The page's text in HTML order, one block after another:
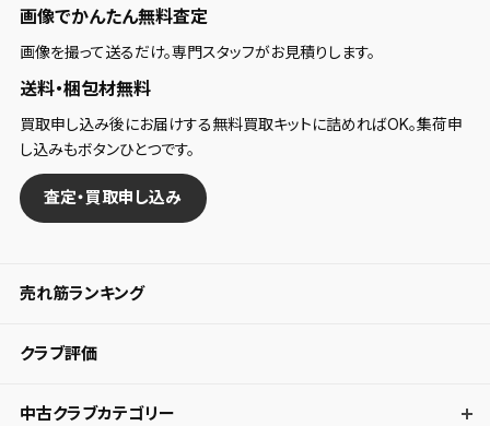
画像でかんたん無料査定
画像を撮って送るだけ。専門スタッフがお見積りします。
送料・梱包材無料
買取申し込み後にお届けする無料買取キットに詰めればOK。集荷申
し込みもボタンひとつです。
査定・買取申し込み
売れ筋ランキング
クラブ評価
中古クラブカテゴリー